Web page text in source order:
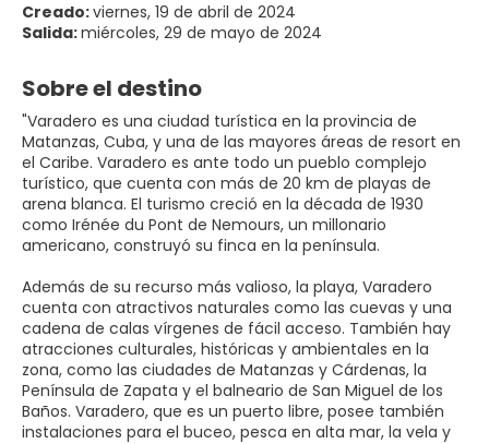
Creado:viernes, 19 de abril de 2024
Salida:miércoles, 29 de mayo de 2024
Sobre el destino
"Varadero es una ciudad turística en la provincia de
Matanzas, Cuba, y una de las mayores áreas de resort en
el Caribe. Varadero es ante todo un pueblo complejo
turístico, que cuenta con más de 20 km de playas de
arena blanca. El turismo creció en la década de 1930
como Irénée du Pont de Nemours, un millonario
americano, construyó su finca en la península.
Además de su recurso más valioso, la playa, Varadero
cuenta con atractivos naturales como las cuevas y una
cadena de calas vírgenes de fácil acceso. También hay
atracciones culturales, históricas y ambientales en la
zona, como las ciudades de Matanzas y Cárdenas, la
Península de Zapata y el balneario de San Miguel de los
Baños. Varadero, que es un puerto libre, posee también
instalaciones para el buceo, pesca en alta mar, la vela y